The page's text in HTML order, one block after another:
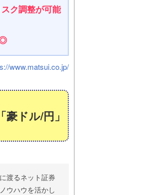
ク調整が可能
www.matsui.co.jp/
「豪ドル/円」
渡るネット証券
ウハウを活かし